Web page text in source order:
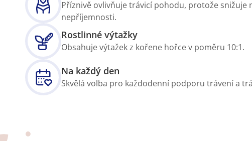
Příznivě ovlivňuje trávicí pohodu, protože snižuje
nepříjemnosti.
Rostlinné výtažky
Obsahuje výtažek z kořene hořce v poměru 10:1.
Na každý den
Skvělá volba pro každodenní podporu trávení a